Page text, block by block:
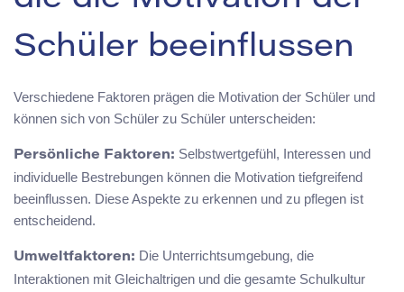
Schüler beeinflussen
Verschiedene Faktoren prägen die Motivation der Schüler und
können sich von Schüler zu Schüler unterscheiden:
Persönliche Faktoren: Selbstwertgefühl, Interessen und
individuelle Bestrebungen können die Motivation tiefgreifend
beeinflussen. Diese Aspekte zu erkennen und zu pflegen ist
entscheidend.
Umweltfaktoren: Die Unterrichtsumgebung, die
Interaktionen mit Gleichaltrigen und die gesamte Schulkultur